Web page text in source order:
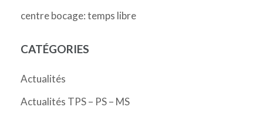
centre bocage: temps libre
CATÉGORIES
Actualités
Actualités TPS – PS – MS